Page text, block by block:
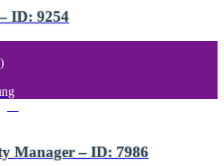
ID: 9254
Manager – ID: 7986